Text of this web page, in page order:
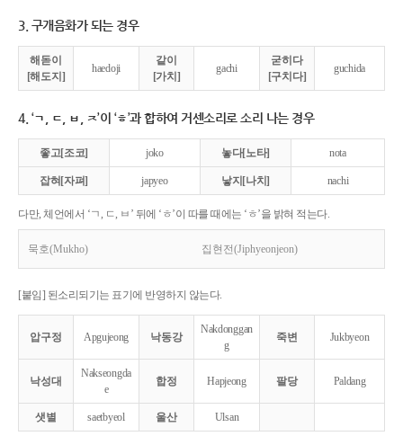
3. 구개음화가 되는 경우
해돋이
[해도지]
haedoji
같이
[가치]
gachi
굳히다
[구치다]
guchida
4. ‘ㄱ, ㄷ, ㅂ, ㅈ’이 ‘ㅎ’과 합하여 거센소리로 소리 나는 경우
좋고[조코] joko 놓다[노타] nota
잡혀[자펴] japyeo 낳지[나치] nachi
다만, 체언에서 ‘ㄱ, ㄷ, ㅂ’ 뒤에 ‘ㅎ’이 따를 때에는 ‘ㅎ’을 밝혀 적는다.
묵호(Mukho) 집현전(Jiphyeonjeon)
[붙임] 된소리되기는 표기에 반영하지 않는다.
압구정 Apgujeong 낙동강
Nakdonggan
g
죽변 Jukbyeon
낙성대
Nakseongda
e
합정 Hapjeong 팔당 Paldang
샛별 saetbyeol 울산 Ulsan